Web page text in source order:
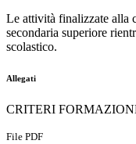
Le attività finalizzate alla
secondaria superiore
scolastico.
Allegati
CRITERI
File PDF